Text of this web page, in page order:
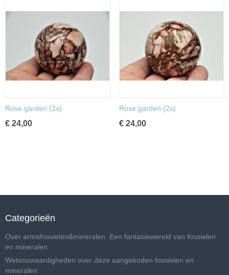
Rose garden (2x)
€ 24,00
Rose garden (2x)
€ 24,00
Categorieën
Over armafossielen&mineralen: Een fantasiewereld van fossielen
en mineralen
Wetenswaardigheden over deze aangeboden fossielen en
mineralen